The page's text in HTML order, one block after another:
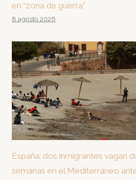
en “zona de guerra”
8 agosto 2026
España: dos inmigrantes vagan
semanas en el Mediterráneo